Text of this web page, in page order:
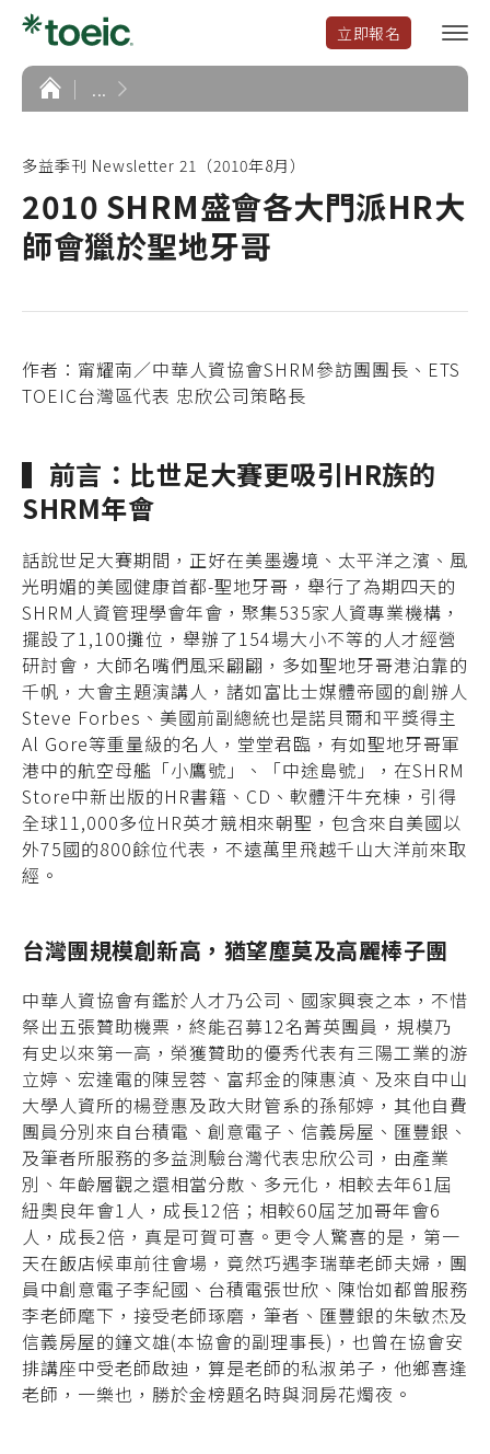
立即報名
選
單
首
頁
...
多益季刊 Newsletter 21（2010年8月）
2010 SHRM盛會各大門派HR大
師會獵於聖地牙哥
作者：甯耀南／中華人資協會SHRM參訪團團長、ETS
TOEIC台灣區代表 忠欣公司策略長
▍前言：比世足大賽更吸引HR族的
SHRM年會
話說世足大賽期間，正好在美墨邊境、太平洋之濱、風
光明媚的美國健康首都-聖地牙哥，舉行了為期四天的
SHRM人資管理學會年會，聚集535家人資專業機構，
擺設了1,100攤位，舉辦了154場大小不等的人才經營
研討會，大師名嘴們風采翩翩，多如聖地牙哥港泊靠的
千帆，大會主題演講人，諸如富比士媒體帝國的創辦人
Steve Forbes、美國前副總統也是諾貝爾和平獎得主
Al Gore等重量級的名人，堂堂君臨，有如聖地牙哥軍
港中的航空母艦「小鷹號」、「中途島號」，在SHRM
Store中新出版的HR書籍、CD、軟體汗牛充棟，引得
全球11,000多位HR英才競相來朝聖，包含來自美國以
外75國的800餘位代表，不遠萬里飛越千山大洋前來取
經。
台灣團規模創新高，猶望塵莫及高麗棒子團
中華人資協會有鑑於人才乃公司、國家興衰之本，不惜
祭出五張贊助機票，終能召募12名菁英團員，規模乃
有史以來第一高，榮獲贊助的優秀代表有三陽工業的游
立婷、宏達電的陳昱蓉、富邦金的陳惠湞、及來自中山
大學人資所的楊登惠及政大財管系的孫郁婷，其他自費
團員分別來自台積電、創意電子、信義房屋、匯豐銀、
及筆者所服務的多益測驗台灣代表忠欣公司，由產業
別、年齡層觀之還相當分散、多元化，相較去年61屆
紐奧良年會1人，成長12倍；相較60屆芝加哥年會6
人，成長2倍，真是可賀可喜。更令人驚喜的是，第一
天在飯店候車前往會場，竟然巧遇李瑞華老師夫婦，團
員中創意電子李紀國、台積電張世欣、陳怡如都曾服務
李老師麾下，接受老師琢磨，筆者、匯豐銀的朱敏杰及
信義房屋的鐘文雄(本協會的副理事長)，也曾在協會安
排講座中受老師啟迪，算是老師的私淑弟子，他鄉喜逢
老師，一樂也，勝於金榜題名時與洞房花燭夜。